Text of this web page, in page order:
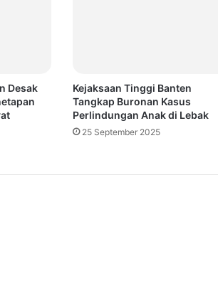
Desak
Kejaksaan Tinggi Banten
Tangkap Buronan Kasus
Perlindungan Anak di Lebak
25 September 2025